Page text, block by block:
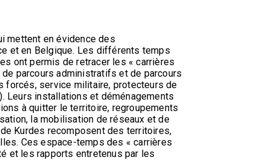
mettent en évidence des
et en Belgique. Les différents temps
ont permis de retracer les « carrières
parcours administratifs et de parcours
forcés, service militaire, protecteurs de
Leurs installations et déménagements
à quitter le territoire, regroupements
la mobilisation de réseaux et de
Kurdes recomposent des territoires,
Ces espace-temps des « carrières
et les rapports entretenus par les